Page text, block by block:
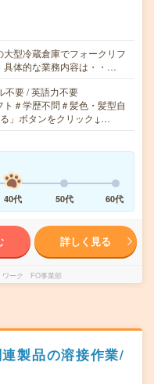
型冷蔵倉庫でフォークリフ
具体的な業務内容は・・…
不要 / 英語力不要
＃学歴不問＃髪色・髪型自
」ボタンをクリック↓…
40代 50代 60代
詳しく見る
ワーク FO事業部
製品の溶接作業/